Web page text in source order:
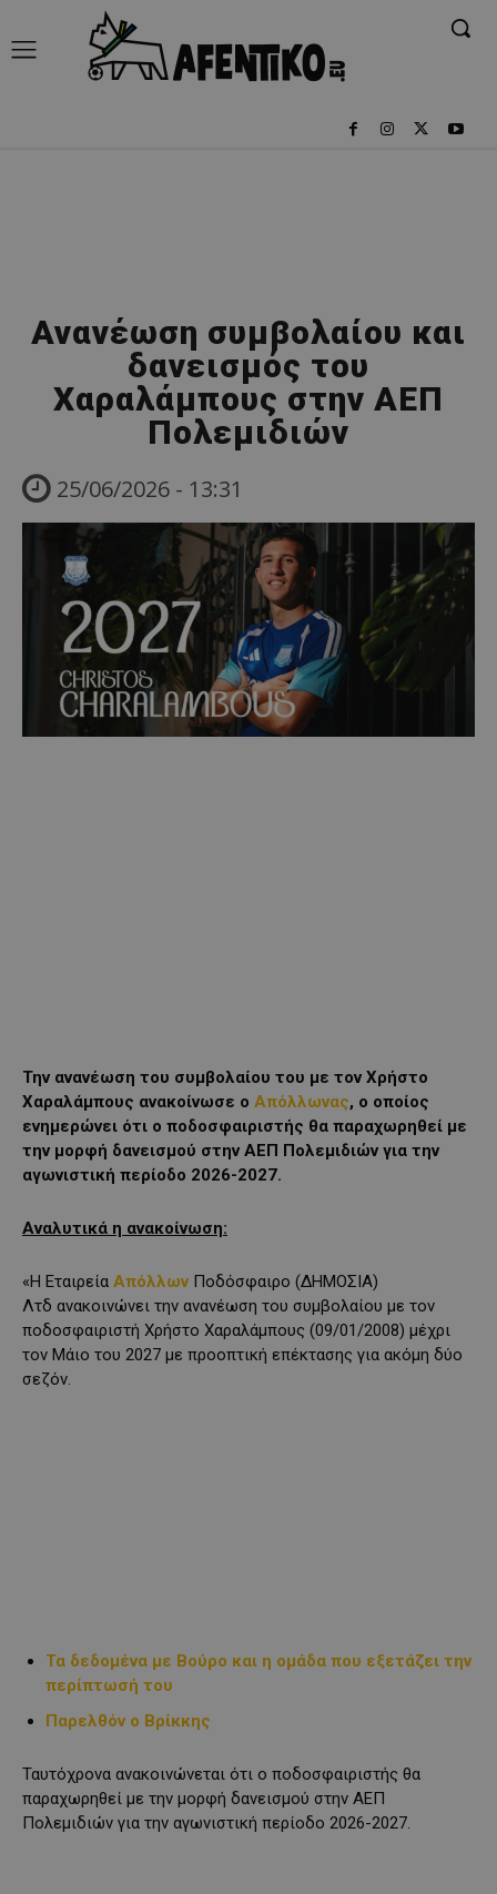
Ανανέωση συμβολαίου και
δανεισμός του
Χαραλάμπους στην ΑΕΠ
Πολεμιδιών
25/06/2026 - 13:31
Την ανανέωση του συμβολαίου του με τον Χρήστο
Χαραλάμπους ανακοίνωσε ο Απόλλωνας, ο οποίος
ενημερώνει ότι ο ποδοσφαιριστής θα παραχωρηθεί με
την μορφή δανεισμού στην ΑΕΠ Πολεμιδιών για την
αγωνιστική περίοδο 2026-2027.
Αναλυτικά η ανακοίνωση:
«H Eταιρεία Απόλλων Ποδόσφαιρο (ΔΗΜΟΣΙΑ)
Λτδ ανακοινώνει την ανανέωση του συμβολαίου με τον
ποδοσφαιριστή Χρήστο Χαραλάμπους (09/01/2008) μέχρι
τον Μάιο του 2027 με προοπτική επέκτασης για ακόμη δύο
σεζόν.
Τα δεδομένα με Βούρο και η ομάδα που εξετάζει την
περίπτωσή του
Παρελθόν ο Βρίκκης
Ταυτόχρονα ανακοινώνεται ότι ο ποδοσφαιριστής θα
παραχωρηθεί με την μορφή δανεισμού στην ΑΕΠ
Πολεμιδιών για την αγωνιστική περίοδο 2026-2027.